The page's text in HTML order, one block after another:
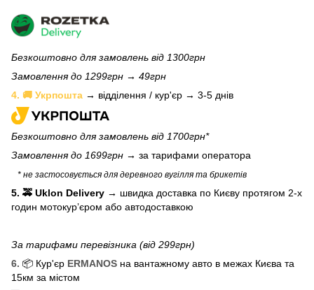
Безкоштовно для замовлень від 1300грн
Замовлення до 1299грн → 49грн
4. 🚚 Укрпошта → відділення / кур'єр → 3-5 днів
Безкоштовно для замовлень від 1700грн*
Замовлення до 1699грн → за тарифами оператора
* не застосовується для деревного вугілля та брикетів
5. 🚕 Uklon Delivery → швидка доставка по Києву протягом 2-х
годин мотокурʼєром або автодоставкою
За тарифами перевізника (від 299грн)
6. 📦 Кур'єр ERMANOS на вантажному авто в межах Києва та
15км за містом